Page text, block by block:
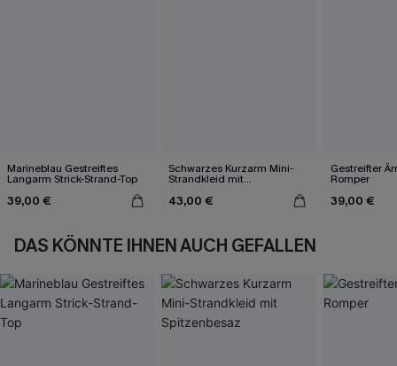
Marineblau Gestreiftes
Langarm Strick-Strand-Top
39,00 €
Schwarzes Kurzarm Mini-
Strandkleid mit
43,00 €
Gestreifter
Romper
39,00 €
DAS KÖNNTE IHNEN AUCH GEFALLEN